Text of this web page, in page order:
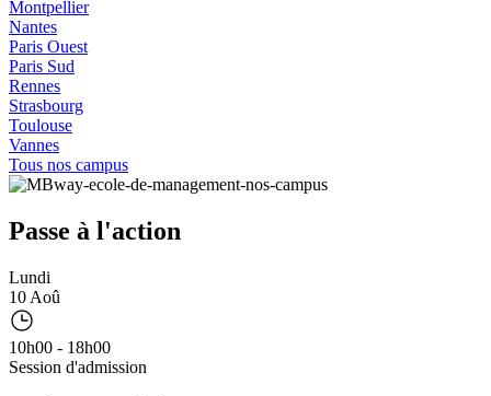
Montpellier
Nantes
Paris Ouest
Paris Sud
Rennes
Strasbourg
Toulouse
Vannes
Tous nos campus
Passe à l'action
Lundi
10 Aoû
10h00 - 18h00
Session d'admission